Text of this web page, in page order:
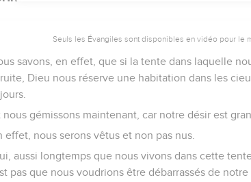
Seuls les Évangiles sont disponibles en vidéo pour le
savons, en effet, que si la tente dans laquelle
Dieu nous réserve une habitation dans les
nous gémissons maintenant, car notre désir est
effet, nous serons vêtus et non pas nus.
aussi longtemps que nous vivons dans cette
pas que nous voudrions être débarrassés de